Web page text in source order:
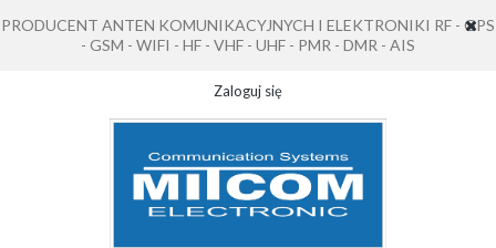
PRODUCENT ANTEN KOMUNIKACYJNYCH I ELEKTRONIKI RF - GPS
- GSM - WIFI - HF - VHF - UHF - PMR - DMR - AIS
Zaloguj się